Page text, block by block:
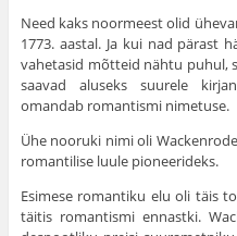
Need kaks noormeest olid
1773. aastal. Ja kui nad pärast
vahetasid mõt­teid nähtu puhul,
saavad aluseks suurele
omandab romantismi nimetuse.
Ühe nooruki nimi oli
romantilise luule pio­neerideks.
Esimese romantiku elu oli täis
täitis romantismi ennastki.